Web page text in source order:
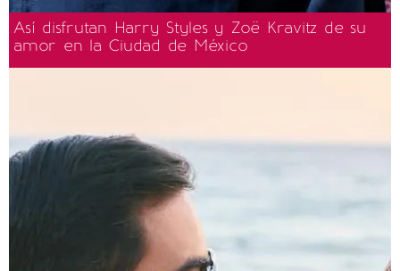
Así disfrutan Harry Styles y Zoë Kravitz de su
amor en la Ciudad de México